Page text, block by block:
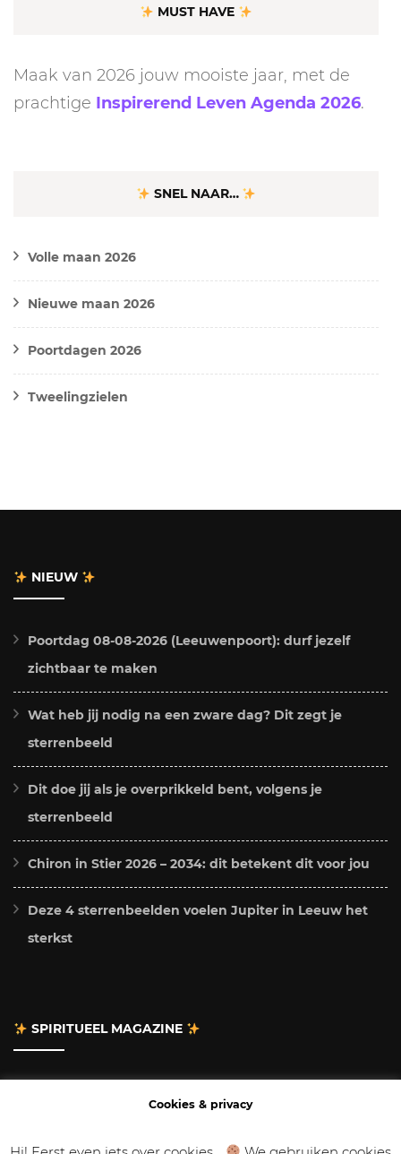
MUST HAVE
Maak van 2026 jouw mooiste jaar, met de
prachtige Inspirerend Leven Agenda 2026.
SNEL NAAR…
Volle maan 2026
Nieuwe maan 2026
Poortdagen 2026
Tweelingzielen
NIEUW
Poortdag 08-08-2026 (Leeuwenpoort): durf jezelf
zichtbaar te maken
Wat heb jij nodig na een zware dag? Dit zegt je
sterrenbeeld
Dit doe jij als je overprikkeld bent, volgens je
sterrenbeeld
Chiron in Stier 2026 – 2034: dit betekent dit voor jou
Deze 4 sterrenbeelden voelen Jupiter in Leeuw het
sterkst
SPIRITUEEL MAGAZINE
Cookies & privacy